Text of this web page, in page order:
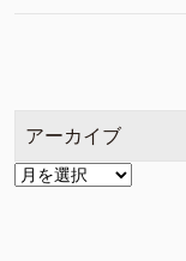
アーカイブ
ア